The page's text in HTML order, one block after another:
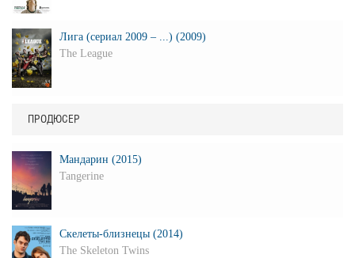
Лига (сериал 2009 – ...) (2009)
The League
ПРОДЮСЕР
Мандарин (2015)
Tangerine
Скелеты-близнецы (2014)
The Skeleton Twins